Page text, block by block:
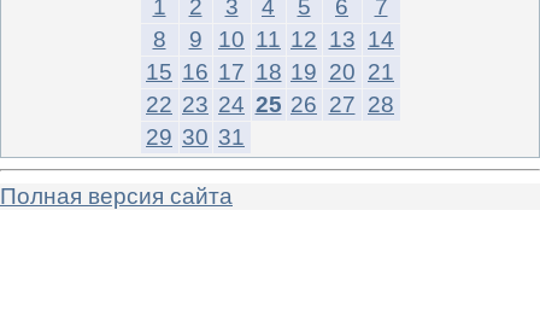
1
2 3 4 5 6
7
8
9 10 11 12 13 14
15 16 17 18 19 20 21
22 23 24 25 26 27 28
29 30 31
Полная версия сайта